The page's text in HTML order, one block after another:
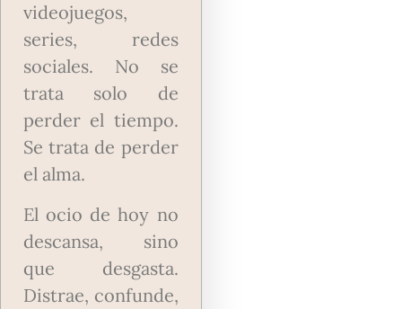
videojuegos,
series, redes
sociales. No se
trata solo de
perder el tiempo.
Se trata de perder
el alma.
El ocio de hoy no
descansa, sino
que desgasta.
Distrae, confunde,